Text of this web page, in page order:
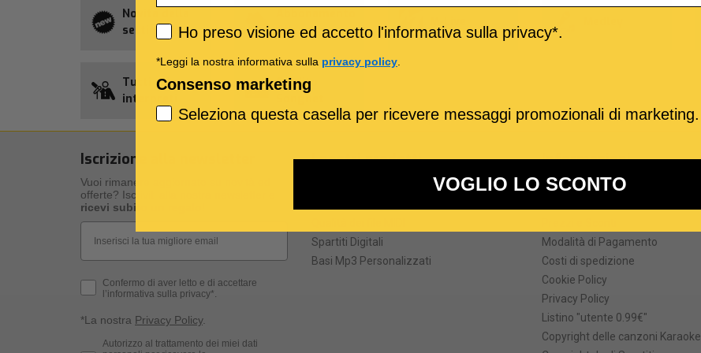
Novità della
settimana
Allsongs
Tutti gli
interpreti
Credito
Iscrizione alla newsletter
Vuoi rimanere aggiornato su novità ed
offerte? Iscriviti alla nostra newsletter e
ricevi subito un regalo
Privacy Policy
Confermo di aver letto e di accettare
l’informativa sulla privacy*.
*La nostra Privacy Policy.
Consenso Marketing
Autorizzo al trattamento dei miei dati
I nostri prodotti
Spartiti Digitali
Basi Mp3 Personalizzati
Informazioni
Termini e Condizioni
Modalità di Pagamento
Costi di spedizione
Cookie Policy
Privacy Policy
Listino "utente 0.99€"
Copyright delle canzoni Karaoke
Privacy policy
Ho preso visione ed accetto l'informativa sulla privacy*.
*Leggi la nostra informativa sulla privacy policy
Consenso marketing
Seleziona questa casella per ricevere messaggi promozionali di marketing.
VOGLIO LO SCONTO